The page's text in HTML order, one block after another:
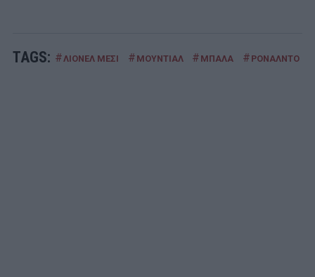
TAGS: #ΛΙΟΝΕΛ ΜΕΣΙ # ΜΟΥΝΤΙΑΛ # ΜΠΑΛΑ # ΡΟΝΑΛΝΤΟ